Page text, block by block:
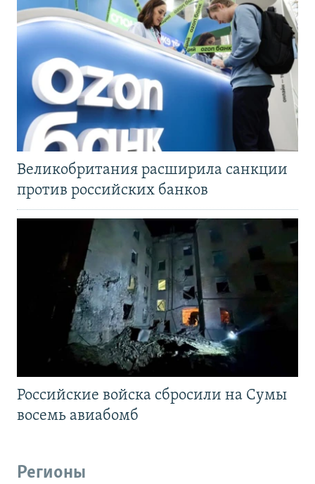
Великобритания расширила санкции
против российских банков
Российские войска сбросили на Сумы
восемь авиабомб
Регионы